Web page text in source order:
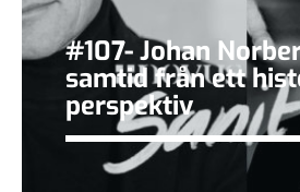
#107- Johan
samtid från ett
perspektiv